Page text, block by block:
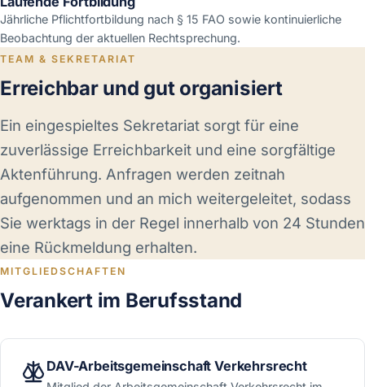
Jährliche Pflichtfortbildung nach § 15 FAO sowie kontinuierliche
Beobachtung der aktuellen Rechtsprechung.
TEAM & SEKRETARIAT
Erreichbar und gut organisiert
Ein eingespieltes Sekretariat sorgt für eine
zuverlässige Erreichbarkeit und eine sorgfältige
Aktenführung. Anfragen werden zeitnah
aufgenommen und an mich weitergeleitet, sodass
Sie werktags in der Regel innerhalb von 24 Stunden
eine Rückmeldung erhalten.
MITGLIEDSCHAFTEN
Verankert im Berufsstand
DAV-Arbeitsgemeinschaft Verkehrsrecht